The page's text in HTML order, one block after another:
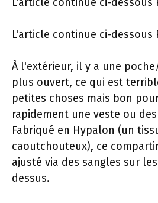
L'article continue ci-dessous
À l'extérieur, il y a une
plus ouvert, ce qui est
petites choses mais bon
rapidement une veste ou
Fabriqué en Hypalon (un
caoutchouteux), ce
ajusté via des sangles sur
dessus.